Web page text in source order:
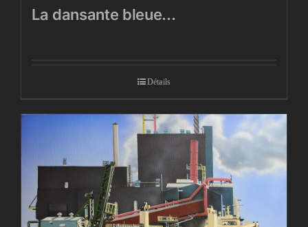
La dansante bleue…
Détails